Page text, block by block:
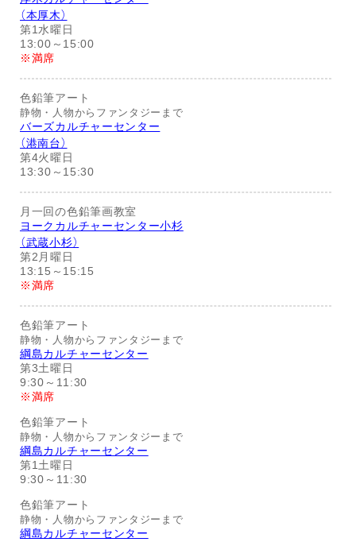
（本厚木）
第1水曜日
13:00～15:00
※満席
色鉛筆アート
静物・人物からファンタジーまで
バーズカルチャーセンター
（港南台）
第4火曜日
13:30～15:30
月一回の色鉛筆画教室
ヨークカルチャーセンター小杉
（武蔵小杉）
第2月曜日
13:15～15:15
※満席
色鉛筆アート
静物・人物からファンタジーまで
綱島カルチャーセンター
第3土曜日
9:30～11:30
※満席
色鉛筆アート
静物・人物からファンタジーまで
綱島カルチャーセンター
第1土曜日
9:30～11:30
色鉛筆アート
静物・人物からファンタジーまで
綱島カルチャーセンター